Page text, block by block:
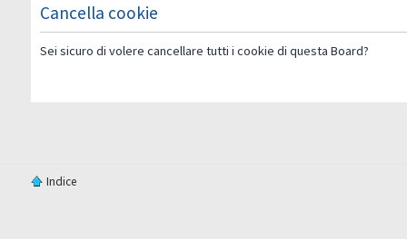
Cancella cookie
Sei sicuro di volere cancellare tutti i cookie di questa Board?
Indice